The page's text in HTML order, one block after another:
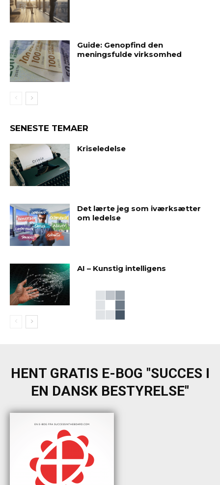
Guide: Genopfind den
meningsfulde virksomhed
SENESTE TEMAER
Kriseledelse
Det lærte jeg som iværksætter
om ledelse
AI – Kunstig intelligens
HENT GRATIS E-BOG "SUCCES I
EN DANSK BESTYRELSE"